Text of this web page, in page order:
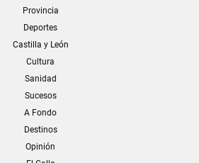
Provincia
Deportes
Castilla y León
Cultura
Sanidad
Sucesos
A Fondo
Destinos
Opinión